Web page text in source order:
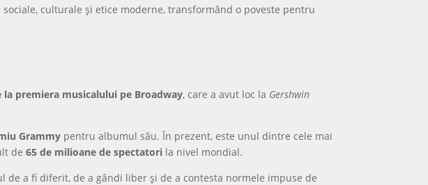
sociale, culturale și etice moderne, transformând o poveste pentru
la premiera musicalului pe Broadway, care a avut loc la Gershwin
Grammy pentru albumul său. În prezent, este unul dintre cele mai
de65 de milioane de spectatori la nivel mondial.
de a fi diferit, de a gândi liber și de a contesta normele impuse de